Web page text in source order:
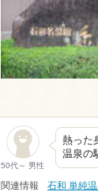
50代～ 男性
熱った
温泉の
関連情報 石和 単純